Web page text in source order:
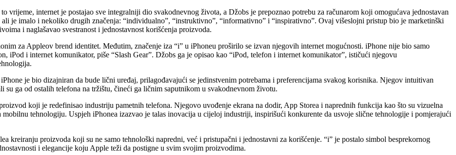
vrijeme, internet je postajao sve integralniji dio svakodnevnog života, a Džobs je prepoznao potrebu za računarom koji omogućava jednostavan
je imalo i nekoliko drugih značenja: “individualno”, “instruktivno”, “informativno” i “inspirativno”. Ovaj višeslojni pristup bio je marketinški
i naglašavao svestranost i jednostavnost korišćenja proizvoda.
za Appleov brend identitet. Međutim, značenje iza “i” u iPhoneu proširilo se izvan njegovih internet mogućnosti. iPhone nije bio samo
iPod i internet komunikator, piše “Slash Gear”. Džobs ga je opisao kao “iPod, telefon i internet komunikator”, ističući njegovu
je bio dizajniran da bude lični uređaj, prilagođavajući se jedinstvenim potrebama i preferencijama svakog korisnika. Njegov intuitivan
su ga od ostalih telefona na tržištu, čineći ga ličnim saputnikom u svakodnevnom životu.
koji je redefinisao industriju pametnih telefona. Njegovo uvođenje ekrana na dodir, App Storea i naprednih funkcija kao što su vizuelna
mobilnu tehnologiju. Uspjeh iPhonea izazvao je talas inovacija u cijeloj industriji, inspirišući konkurente da usvoje slične tehnologije i pomjerajući
kreiranju proizvoda koji su ne samo tehnološki napredni, već i pristupačni i jednostavni za korišćenje. “i” je postalo simbol besprekornog
i elegancije koju Apple teži da postigne u svim svojim proizvodima.